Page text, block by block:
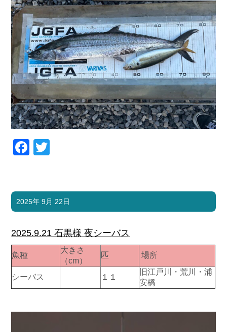
Facebook
2025年 9月 22日
2025.9.21 石黒様 夜シーバス
魚種
大きさ
（cm）
匹 場所
シーバス １１
旧江戸川・荒川・浦
安橋